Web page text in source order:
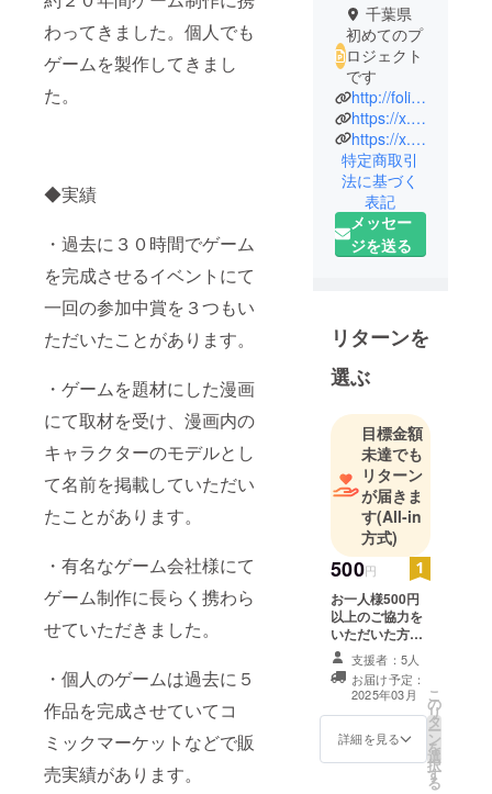
わってきました。個人でも
ゲームを製作してきまし
た。
◆実績
・過去に３０時間でゲーム
を完成させるイベントにて
一回の参加中賞を３つもい
ただいたことがあります。
・ゲームを題材にした漫画
にて取材を受け、漫画内の
キャラクターのモデルとし
て名前を掲載していただい
たことがあります。
・有名なゲーム会社様にて
ゲーム制作に長らく携わら
せていただきました。
・個人のゲームは過去に５
作品を完成させていてコ
ミックマーケットなどで販
売実績があります。
千葉県
初めてのプ
ロジェクト
です
http://foliage-plant.net/
https://x.com/kiminosenshi4
https://x.com/kiminosenshi4
特定商取引
法に基づく
表記
メッセー
ジを送る
リターンを
選ぶ
目標金額
未達でも
リターン
が届きま
す(All-in
方式)
500円
お一人様500円
以上のご協力を
いただいた方は
アプリ内のス
タッフロールに
お名前を記載さ
せていただきま
す。 お名前の掲
載方法：スタッ
支援者：5人
お届け予定：
2025年03月
詳細を見る
こ
の
リ
タ
ー
ン
を
選
択
す
る